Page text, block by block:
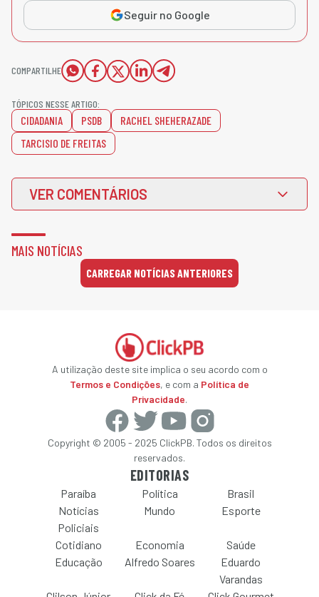
Seguir no Google
COMPARTILHE
TÓPICOS NESSE ARTIGO:
CIDADANIA PSDB
RACHEL SHEHERAZADE
TARCISIO DE FREITAS
VER COMENTÁRIOS
MAIS NOTÍCIAS
CARREGAR NOTÍCIAS ANTERIORES
A utilização deste site implica o seu acordo com o
Termos e Condições, e com a Política de
Privacidade.
Copyright © 2005 - 2025 ClickPB. Todos os direitos
reservados.
EDITORIAS
Paraíba Política
Brasil
Notícias
Policiais
Mundo Esporte
Cotidiano Economia
Saúde
Educação
Alfredo Soares
Eduardo
Varandas